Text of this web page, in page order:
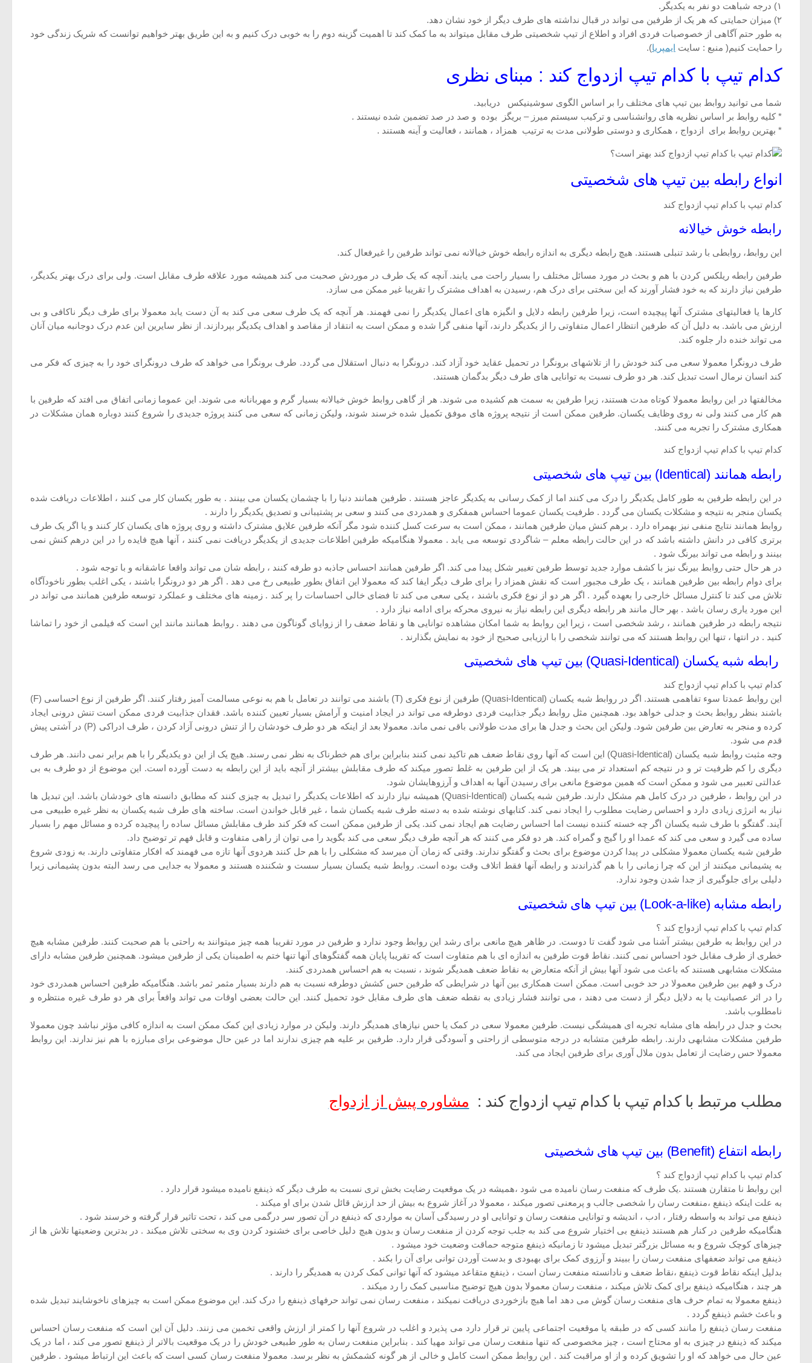
۱) درجه شباهت دو نفر به یکدیگر.
۲) میزان حمایتی که هر یک از طرفین می تواند در قبال نداشته های طرف دیگر از خود نشان دهد.
به طور حتم آگاهی از خصوصیات فردی افراد و اطلاع از تیپ شخصیتی طرف مقابل میتواند به ما کمک کند تا اهمیت گزینه دوم را به خوبی درک کنیم و به این طریق بهتر خواهیم توانست که شریک زندگی خود
را حمایت کنیم( منبع : سایت
ایمپریا).
کدام تیپ با کدام تیپ ازدواج کند : مبنای نظری
شما می توانید روابط بین تیپ های مختلف را بر اساس الگوی سوشینیکس دریابید.
* کلیه روابط بر اساس نظریه های روانشناسی و ترکیب سیستم میرز – بریگز بوده و صد در صد تضمین شده نیستند .
* بهترین روابط برای ازدواج ، همکاری و دوستی طولانی مدت به ترتیب همزاد ، همانند ، فعالیت و آینه هستند .
انواع رابطه بین تیپ های شخصیتی
کدام تیپ با کدام تیپ ازدواج کند
رابطه خوش خیالانه
این روابط، روابطی با رشد تنبلی هستند. هیچ رابطه دیگری به اندازه رابطه خوش خیالانه نمی تواند طرفین را غیرفعال کند.
طرفین رابطه ریلکس کردن با هم و بحث در مورد مسائل مختلف را بسیار راحت می یابند. آنچه که یک طرف در موردش صحبت می کند همیشه مورد علاقه طرف مقابل است. ولی برای درک بهتر یکدیگر،
طرفین نیاز دارند که به خود فشار آورند که این سختی برای درک هم، رسیدن به اهداف مشترک را تقریبا غیر ممکن می سازد.
کارها یا فعالیتهای مشترک آنها پیچیده است، زیرا طرفین رابطه دلایل و انگیزه های اعمال یکدیگر را نمی فهمند. هر آنچه که یک طرف سعی می کند به آن دست یابد معمولا برای طرف دیگر ناکافی و بی
ارزش می باشد. به دلیل آن که طرفین انتظار اعمال متفاوتی را از یکدیگر دارند، آنها منفی گرا شده و ممکن است به انتقاد از مقاصد و اهداف یکدیگر بپردازند. از نظر سایرین این عدم درک دوجانبه میان آنان
می تواند خنده دار جلوه کند.
طرف درونگرا معمولا سعی می کند خودش را از تلاشهای برونگرا در تحمیل عقاید خود آزاد کند. درونگرا به دنبال استقلال می گردد. طرف برونگرا می خواهد که طرف درونگرای خود را به چیزی که فکر می
کند انسان نرمال است تبدیل کند. هر دو طرف نسبت به توانایی های طرف دیگر بدگمان هستند.
مخالفتها در این روابط معمولا کوتاه مدت هستند، زیرا طرفین به سمت هم کشیده می شوند. هر از گاهی روابط خوش خیالانه بسیار گرم و مهربانانه می شوند. این عموما زمانی اتفاق می افتد که طرفین با
هم کار می کنند ولی نه روی وظایف یکسان. طرفین ممکن است از نتیجه پروژه های موفق تکمیل شده خرسند شوند، ولیکن زمانی که سعی می کنند پروژه جدیدی را شروع کنند دوباره همان مشکلات در
همکاری مشترک را تجربه می کنند.
کدام تیپ با کدام تیپ ازدواج کند
رابطه همانند (Identical) بین تیپ های شخصیتی
در این رابطه طرفین به طور کامل یکدیگر را درک می کنند اما از کمک رسانی به یکدیگر عاجز هستند . طرفین همانند دنیا را با چشمان یکسان می بینند . به طور یکسان کار می کنند ، اطلاعات دریافت شده
یکسان منجر به نتیجه و مشکلات یکسان می گردد . طرفیت یکسان عموما احساس همفکری و همدردی می کنند و سعی بر پشتیبانی و تصدیق یکدیگر را دارند .
روابط همانند نتایج منفی نیز بهمراه دارد . برهم کنش میان طرفین همانند ، ممکن است به سرعت کسل کننده شود مگر آنکه طرفین علایق مشترک داشته و روی پروژه های یکسان کار کنند و یا اگر یک طرف
برتری کافی در دانش داشته باشد که در این حالت رابطه معلم – شاگردی توسعه می یابد . معمولا هنگامیکه طرفین اطلاعات جدیدی از یکدیگر دریافت نمی کنند ، آنها هیچ فایده را در این درهم کنش نمی
بینند و رابطه می تواند بیرنگ شود .
در هر حال حتی روابط بیرنگ نیز با کشف موارد جدید توسط طرفین تغییر شکل پیدا می کند. اگر طرفین همانند احساس جاذبه دو طرفه کنند ، رابطه شان می تواند واقعا عاشقانه و با توجه شود .
برای دوام رابطه بین طرفین همانند ، یک طرف مجبور است که نقش همزاد را برای طرف دیگر ایفا کند که معمولا این اتفاق بطور طبیعی رخ می دهد . اگر هر دو درونگرا باشند ، یکی اغلب بطور ناخودآگاه
تلاش می کند تا کنترل مسائل خارجی را بعهده گیرد . اگر هر دو از نوع فکری باشند ، یکی سعی می کند تا فضای خالی احساسات را پر کند . زمینه های مختلف و عملکرد توسعه طرفین همانند می تواند در
این مورد یاری رسان باشد . بهر حال مانند هر رابطه دیگری این رابطه نیاز به نیروی محرکه برای ادامه نیاز دارد .
نتیجه رابطه در طرفین همانند ، رشد شخصی است ، زیرا این روابط به شما امکان مشاهده توانایی ها و نقاط ضعف را از زوایای گوناگون می دهند . روابط همانند مانند این است که فیلمی از خود را تماشا
کنید . در انتها ، تنها این روابط هستند که می توانند شخصی را با ارزیابی صحیح از خود به نمایش بگذارند .
رابطه شبه یکسان (Quasi-Identical) بین تیپ های شخصیتی
کدام تیپ با کدام تیپ ازدواج کند
این روابط عمدتا سوء تفاهمی هستند. اگر در روابط شبه یکسان (Quasi-Identical) طرفین از نوع فکری (T) باشند می توانند در تعامل با هم به نوعی مسالمت آمیز رفتار کنند. اگر طرفین از نوع احساسی (F)
باشند بنظر روابط بحث و جدلی خواهد بود. همچنین مثل روابط دیگر جذابیت فردی دوطرفه می تواند در ایجاد امنیت و آرامش بسیار تعیین کننده باشد. فقدان جذابیت فردی ممکن است تنش درونی ایجاد
کرده و منجر به تعارض بین طرفین شود. ولیکن این بحث و جدل ها برای مدت طولانی باقی نمی ماند. معمولا بعد از اینکه هر دو طرف خودشان را از تنش درونی آزاد کردن ، طرف ادراکی (P) در آشتی پیش
قدم می شود.
وجه مثبت روابط شبه یکسان (Quasi-Identical) این است که آنها روی نقاط ضعف هم تاکید نمی کنند بنابراین برای هم خطرناک به نظر نمی رسند. هیچ یک از این دو یکدیگر را با هم برابر نمی دانند. هر طرف
دیگری را کم ظرفیت تر و در نتیجه کم استعداد تر می بیند. هر یک از این طرفین به غلط تصور میکند که طرف مقابلش بیشتر از آنچه باید از این رابطه به دست آورده است. این موضوع از دو طرف به بی
عدالتی تعبیر می شود و ممکن است که همین موضوع مانعی برای رسیدن آنها به اهداف و آرزوهایشان شود.
در این روابط ، طرفین در درک کامل هم مشکل دارند. طرفین شبه یکسان (Quasi-Identical) همیشه نیاز دارند که اطلاعات یکدیگر را تبدیل به چیزی کنند که مطابق دانسته های خودشان باشد. این تبدیل ها
نیاز به انرژی زیادی دارد و احساس رضایت مطلوب را ایجاد نمی کند. کتابهای نوشته شده به دسته طرف شبه یکسان شما ، غیر قابل خواندن است. ساخته های طرف شبه یکسان به نظر غیره طبیعی می
آیند. گفتگو با طرف شبه یکسان اگر چه خسته کننده نیست اما احساس رضایت هم ایجاد نمی کند. یکی از طرفین ممکن است که فکر کند طرف مقابلش مسائل ساده را پیچیده کرده و مسائل مهم را بسیار
ساده می گیرد و سعی می کند که عمدا او را گیج و گمراه کند. هر دو فکر می کنند که هر آنچه طرف دیگر سعی می کند بگوید را می توان از راهی متفاوت و قابل فهم تر توضیح داد.
طرفین شبه یکسان معمولا مشکلی در پیدا کردن موضوع برای بحث و گفتگو ندارند. وقتی که زمان آن میرسد که مشکلی را با هم حل کنند هردوی آنها تازه می فهمند که افکار متفاوتی دارند. به زودی شروع
به پشیمانی میکنند از این که چرا زمانی را با هم گذراندند و رابطه آنها فقط اتلاف وقت بوده است. روابط شبه یکسان بسیار سست و شکننده هستند و معمولا به جدایی می رسد البته بدون پشیمانی زیرا
دلیلی برای جلوگیری از جدا شدن وجود ندارد.
رابطه مشابه (Look-a-like) بین تیپ های شخصیتی
کدام تیپ با کدام تیپ ازدواج کند ؟
در این روابط به طرفین بیشتر آشنا می شود گفت تا دوست. در ظاهر هیچ مانعی برای رشد این روابط وجود ندارد و طرفین در مورد تقریبا همه چیز میتوانند به راحتی با هم صحبت کنند. طرفین مشابه هیچ
خطری از طرف مقابل خود احساس نمی کنند. نقاط قوت طرفین به اندازه ای با هم متفاوت است که تقریبا پایان همه گفتگوهای آنها تنها ختم به اطمینان یکی از طرفین میشود. همچنین طرفین مشابه دارای
مشکلات مشابهی هستند که باعث می شود آنها بیش از آنکه متعارض به نقاط ضعف همدیگر شوند ، نسبت به هم احساس همدردی کنند.
درک و فهم بین طرفین معمولا در حد خوبی است. ممکن است همکاری بین آنها در شرایطی که طرفین حس کشش دوطرفه نسبت به هم دارند بسیار مثمر ثمر باشد. هنگامیکه طرفین احساس همدردی خود
را در اثر عصبانیت یا به دلایل دیگر از دست می دهند ، می توانند فشار زیادی به نقطه ضعف های طرف مقابل خود تحمیل کنند. این حالت بعضی اوقات می تواند واقعاً برای هر دو طرف غیره منتظره و
نامطلوب باشد.
بحث و جدل در رابطه های مشابه تجربه ای همیشگی نیست. طرفین معمولا سعی در کمک یا حس نیازهای همدیگر دارند. ولیکن در موارد زیادی این کمک ممکن است به اندازه کافی مؤثر نباشد چون معمولا
طرفین مشکلات مشابهی دارند. رابطه طرفین متشابه در درجه متوسطی از راحتی و آسودگی قرار دارد. طرفین بر علیه هم چیزی ندارند اما در عین حال موضوعی برای مبارزه با هم نیز ندارند. این روابط
معمولا حس رضایت از تعامل بدون ملال آوری برای طرفین ایجاد می کند.
مطلب مرتبط با کدام تیپ با کدام تیپ ازدواج کند : مشاوره پیش از ازدواج
رابطه انتفاع (Benefit) بین تیپ های شخصیتی
کدام تیپ با کدام تیپ ازدواج کند ؟
این روابط نا متقارن هستند .یک طرف که منفعت رسان نامیده می شود ،همیشه در یک موقعیت رضایت بخش تری نسبت به طرف دیگر که ذینفع نامیده میشود قرار دارد .
به علت اینکه ذینفع ،منفعت رسان را شخصی جالب و پرمعنی تصور میکند ، معمولا در آغاز شروع به بیش از حد ارزش قائل شدن برای او میکند .
ذینفع می تواند به واسطه رفتار ، ادب ، اندیشه و توانایی منفعت رسان و توانایی او در رسیدگی آسان به مواردی که ذینفع در آن تصور سر درگمی می کند ، تحت تاثیر قرار گرفته و خرسند شود .
هنگامیکه طرفین در کنار هم هستند ذینفع بی اختیار شروع می کند به جلب توجه کردن از منفعت رسان و بدون هیچ دلیل خاصی برای خشنود کردن وی به سختی تلاش میکند . در بدترین وضعیتها تلاش ها از
چیزهای کوچک شروع و به مسائل بزرگتر تبدیل میشود تا زمانیکه ذینفع متوجه حماقت وضعیت خود میشود .
ذینفع می تواند ضعفهای منفعت رسان را ببیند و آرزوی کمک برای بهبودی و بدست آوردن توانی برای آن را بکند .
بدلیل اینکه نقاط قوت ذینفع ،نقاط ضعف و نادانسته منفعت رسان است ، ذینفع متقاعد میشود که آنها توانی کمک کردن به همدیگر را دارند .
هر چند ، هنگامیکه ذینفع برای کمک تلاش میکند ، منفعت رسان معمولا بدون هیچ توضیح مناسبی کمک را رد میکند .
ذینفع معمولا به تمام حرف های منفعت رسان گوش می دهد اما هیچ بازخوردی دریافت نمیکند ، منفعت رسان نمی تواند حرفهای ذینفع را درک کند. این موضوع ممکن است به چیزهای ناخوشایند تبدیل شده
و باعث خشم ذینفع گردد .
منفعت رسان ذینفع را مانند کسی که در طبقه یا موقعیت اجتماعی پایین تر قرار دارد می پذیرد و اغلب در شروع آنها را کمتر از ارزش واقعى تخمين می زنند. دلیل آن این است که منفعت رسان احساس
میکند که ذینفع در چیزی به او محتاج است ، چیز مخصوصی که تنها منفعت رسان می تواند مهیا کند . بنابراین منفعت رسان به طور طبیعی خودش را در یک موقعیت بالاتر از ذینفع تصور می کند ، اما در یک
عین حال می خواهد که او را تشویق کرده و از او مراقبت کند . این روابط ممکن است کامل و خالی از هر گونه کشمکش به نظر برسد. معمولا منفعت رسان کسی است که باعث این ارتباط میشود . طرفین